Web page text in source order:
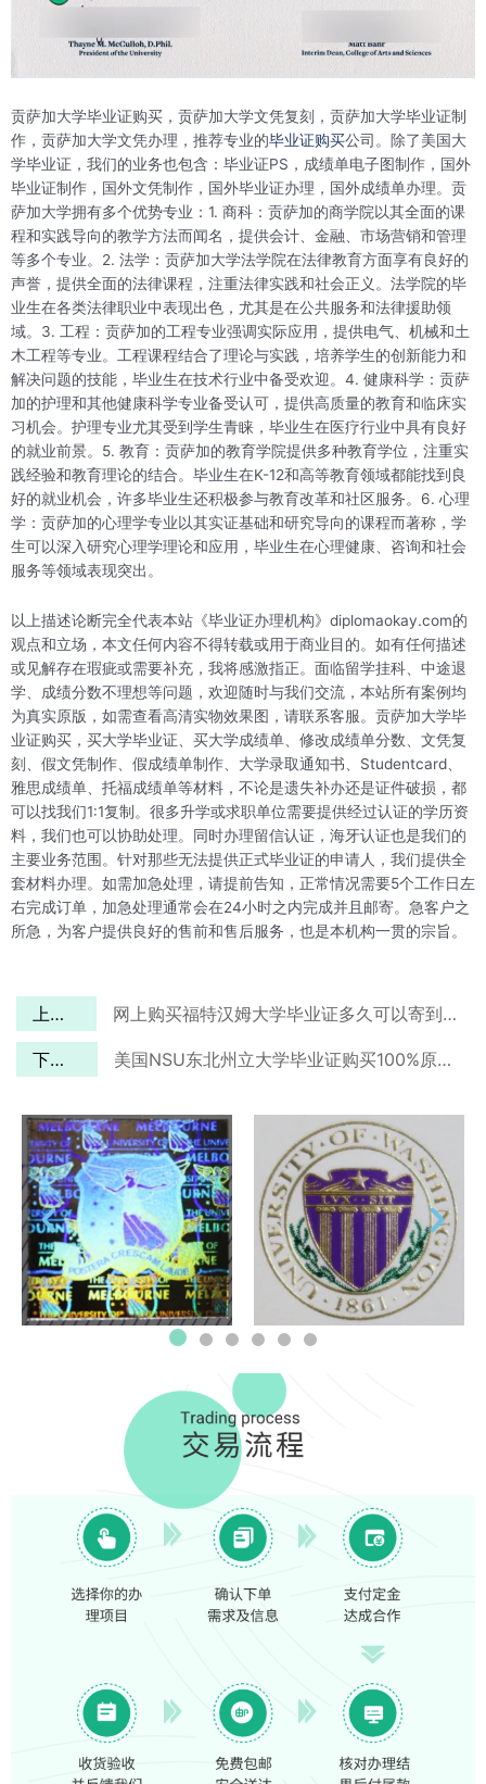
贡萨加大学毕业证购买，贡萨加大学文凭复刻，贡萨加大学毕业证制
作，贡萨加大学文凭办理，推荐专业的毕业证购买公司。除了美国大
学毕业证，我们的业务也包含：毕业证PS，成绩单电子图制作，国外
毕业证制作，国外文凭制作，国外毕业证办理，国外成绩单办理。贡
萨加大学拥有多个优势专业：1. 商科：贡萨加的商学院以其全面的课
程和实践导向的教学方法而闻名，提供会计、金融、市场营销和管理
等多个专业。2. 法学：贡萨加大学法学院在法律教育方面享有良好的
声誉，提供全面的法律课程，注重法律实践和社会正义。法学院的毕
业生在各类法律职业中表现出色，尤其是在公共服务和法律援助领
域。3. 工程：贡萨加的工程专业强调实际应用，提供电气、机械和土
木工程等专业。工程课程结合了理论与实践，培养学生的创新能力和
解决问题的技能，毕业生在技术行业中备受欢迎。4. 健康科学：贡萨
加的护理和其他健康科学专业备受认可，提供高质量的教育和临床实
习机会。护理专业尤其受到学生青睐，毕业生在医疗行业中具有良好
的就业前景。5. 教育：贡萨加的教育学院提供多种教育学位，注重实
践经验和教育理论的结合。毕业生在K-12和高等教育领域都能找到良
好的就业机会，许多毕业生还积极参与教育改革和社区服务。6. 心理
学：贡萨加的心理学专业以其实证基础和研究导向的课程而著称，学
生可以深入研究心理学理论和应用，毕业生在心理健康、咨询和社会
服务等领域表现突出。
以上描述论断完全代表本站《毕业证办理机构》diplomaokay.com的
观点和立场，本文任何内容不得转载或用于商业目的。如有任何描述
或见解存在瑕疵或需要补充，我将感激指正。面临留学挂科、中途退
学、成绩分数不理想等问题，欢迎随时与我们交流，本站所有案例均
为真实原版，如需查看高清实物效果图，请联系客服。贡萨加大学毕
业证购买，买大学毕业证、买大学成绩单、修改成绩单分数、文凭复
刻、假文凭制作、假成绩单制作、大学录取通知书、Studentcard、
雅思成绩单、托福成绩单等材料，不论是遗失补办还是证件破损，都
可以找我们1:1复制。很多升学或求职单位需要提供经过认证的学历资
料，我们也可以协助处理。同时办理留信认证，海牙认证也是我们的
主要业务范围。针对那些无法提供正式毕业证的申请人，我们提供全
套材料办理。如需加急处理，请提前告知，正常情况需要5个工作日左
右完成订单，加急处理通常会在24小时之内完成并且邮寄。急客户之
所急，为客户提供良好的售前和售后服务，也是本机构一贯的宗旨。
上一篇 网上购买福特汉姆大学毕业证多久可以寄到纽约？
下一篇 美国NSU东北州立大学毕业证购买100%原版定制